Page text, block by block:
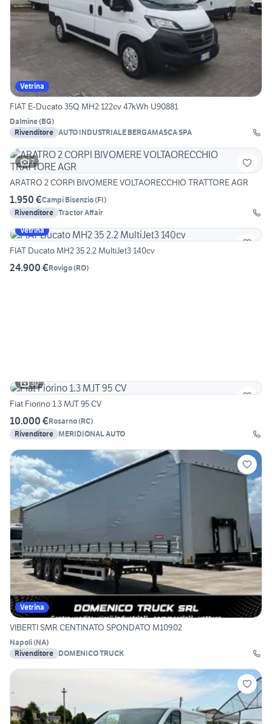
Vetrina
FIAT E-Ducato 35Q MH2 122cv 47kWh U90881
Dalmine(BG)
Rivenditore AUTO INDUSTRIALE BERGAMASCA SPA
7
ARATRO 2 CORPI BIVOMERE VOLTAORECCHIO TRATTORE AGR
1.950 €Campi Bisenzio(FI)
Rivenditore Tractor Affair
Vetrina
FIAT Ducato MH2 35 2.2 MultiJet3 140cv
24.900 €Rovigo(RO)
30
Fiat Fiorino 1.3 MJT 95 CV
10.000 €Rosarno(RC)
Rivenditore MERIDIONAL AUTO
Vetrina
VIBERTI SMR CENTINATO SPONDATO M109.02
Napoli(NA)
Rivenditore DOMENICO TRUCK